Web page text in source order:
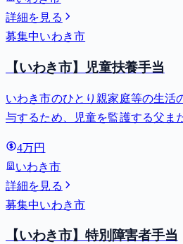
詳細を見る
募集中いわき市
【いわき市】児童扶養手当
いわき市のひとり親家庭等の生活
与するため、児童を監護する父ま
4万円
いわき市
詳細を見る
募集中いわき市
【いわき市】特別障害者手当